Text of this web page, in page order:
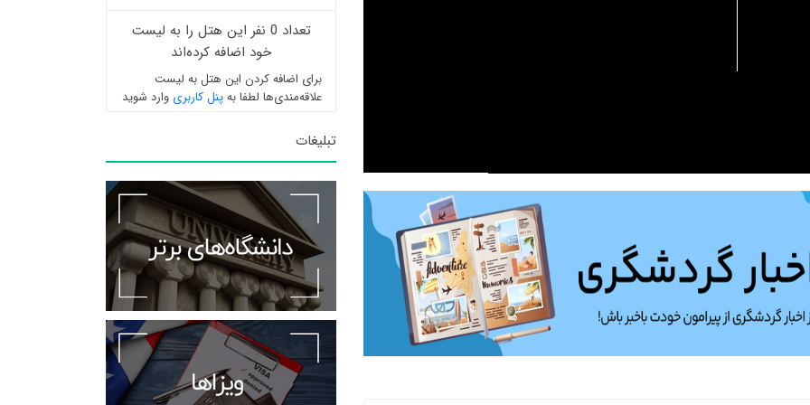
تعداد 0 نفر این هتل را به لیست
خود اضافه کرده‌اند
برای اضافه کردن این هتل به لیست
علاقه‌مندی‌ها لطفا بهپنل کاربری وارد شوید
تبلیغات